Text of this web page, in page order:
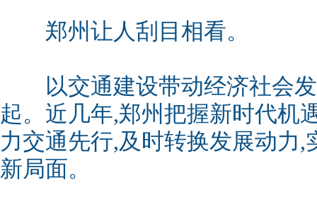
郑州让人刮目相看。
以交通建设带动经济社会发
起。近几年,郑州把握新时代机
力交通先行,及时转换发展动力,
新局面。